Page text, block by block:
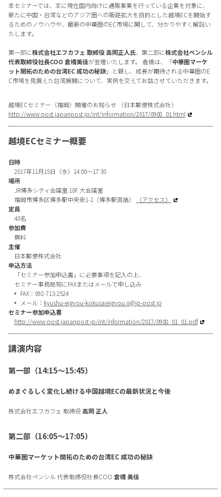
本セミナーでは、主に現在国内向けに通販事業を行っている企業を対象に、
新たに中国・台湾などのアジア圏への販路拡大を目的とした越境ECを開始す
るためのノウハウや、最新の中華圏のEC市場に関して、分かりやすく解説い
たします。
第一部に株式会社エフカフェ 取締役 高岡正人氏、第二部に株式会社ペンシル
代表取締役社長COO 倉橋美佳が登壇いたします。 倉橋は、「中華圏マーケ
ット開拓のための台湾EC 成功の秘訣」と題し、成長が期待される中華圏のE
C市場を見据えた台湾展開について、実例を交えてお話させていただきます。
越境ECセミナー（福岡）開催のお知らせ （日本郵便株式会社）
http://www.post.japanpost.jp/int/information/2017/0908_01.html
越境ECセミナー概要
日時
2017年11月15日（水）14:00～17:30
場所
JR博多シティ会議室 10F 大会議室
福岡市博多区博多駅中央街1-1（博多駅直結）
（アクセス）
定員
40名
参加費
無料
主催
日本郵便株式会社
申込方法
「セミナー参加申込書」に必要事項を記入の上、
セミナー事務局宛にFAXまたはメールで申し込み
FAX：092-713-2524
メール： kyushu-eigyou-kokusaieigyou.ii@jp-post.jp
セミナー参加申込書
http://www.post.japanpost.jp/int/information/2017/0908_01_01.pdf
講演内容
第一部（14:15～15:45）
めまぐるしく変化し続ける中国越境ECの最新状況と今後
株式会社エフカフェ 取締役高岡 正人
第二部（16:05～17:05）
中華圏マーケット開拓のための台湾EC 成功の秘訣
株式会社ペンシル 代表取締役社長COO 倉橋 美佳